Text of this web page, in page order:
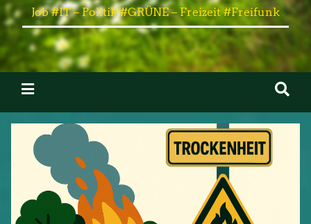
Job #IT – Politik #GRÜNE – Freizeit #Freifunk